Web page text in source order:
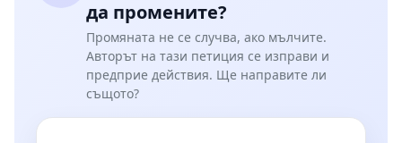
да промените?
Промяната не се случва, ако мълчите.
Авторът на тази петиция се изправи и
предприе действия. Ще направите ли
същото?